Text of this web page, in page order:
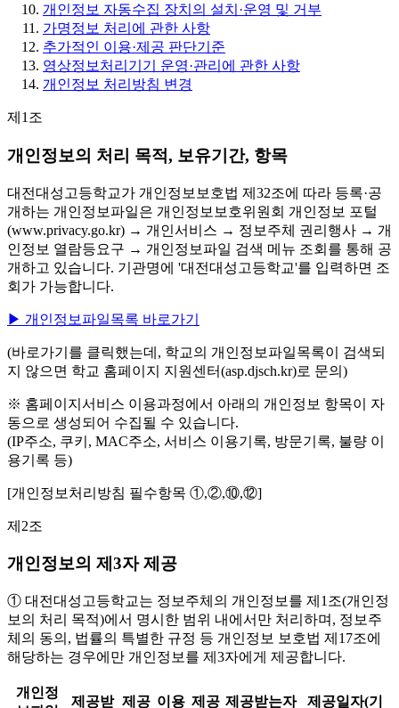
개인정보 자동수집 장치의 설치·운영 및 거부
가명정보 처리에 관한 사항
추가적인 이용·제공 판단기준
영상정보처리기기 운영·관리에 관한 사항
개인정보 처리방침 변경
제1조
개인정보의 처리 목적, 보유기간, 항목
대전대성고등학교가 개인정보보호법 제32조에 따라 등록·공
개하는 개인정보파일은 개인정보보호위원회 개인정보 포털
(www.privacy.go.kr) → 개인서비스 → 정보주체 권리행사 → 개
인정보 열람등요구 → 개인정보파일 검색 메뉴 조회를 통해 공
개하고 있습니다. 기관명에 '대전대성고등학교'를 입력하면 조
회가 가능합니다.
▶ 개인정보파일목록 바로가기
(바로가기를 클릭했는데, 학교의 개인정보파일목록이 검색되
지 않으면 학교 홈페이지 지원센터(asp.djsch.kr)로 문의)
※ 홈페이지서비스 이용과정에서 아래의 개인정보 항목이 자
동으로 생성되어 수집될 수 있습니다.
(IP주소, 쿠키, MAC주소, 서비스 이용기록, 방문기록, 불량 이
용기록 등)
[개인정보처리방침 필수항목 ①,②,⑩,⑫]
제2조
개인정보의 제3자 제공
① 대전대성고등학교는 정보주체의 개인정보를 제1조(개인정
보의 처리 목적)에서 명시한 범위 내에서만 처리하며, 정보주
체의 동의, 법률의 특별한 규정 등 개인정보 보호법 제17조에
해당하는 경우에만 개인정보를 제3자에게 제공합니다.
개인정
제공받 제공 이용 제공 제공받는자 제공일자(기